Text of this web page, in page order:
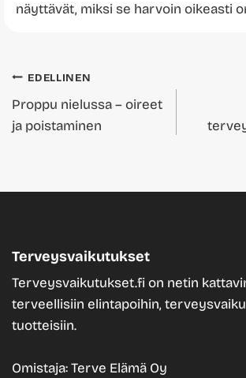
näyttävät, miksi se harvoin oikeasti
Artikkelien
selaus
EDELLINEN
Proppu nielussa – oireet
ja poistaminen
Terveysvaikutukset
Terveysvaikutukset.fi on netin
terveellisiin elintapoihin,
tuotteisiin.
Omistaja: Terve Elämä Oy